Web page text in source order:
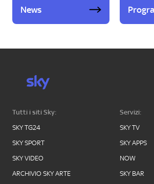
News
Tutti i siti Sky:
SKY TG24
SKY SPORT
SKY VIDEO
ARCHIVIO SKY ARTE
Servizi:
SKY TV
SKY APPS
NOW
SKY BAR